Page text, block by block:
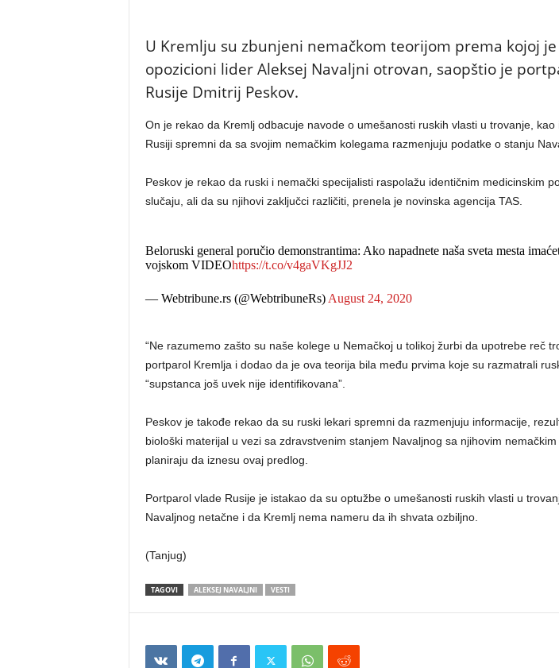
U Kremlju su zbunjeni nemačkom teorijom prema kojoj
opozicioni lider Aleksej Navaljni otrovan, saopštio je
Rusije Dmitrij Peskov.
On je rekao da Kremlj odbacuje navode o umešanosti ruskih vlasti u trovanje, kao
Rusiji spremni da sa svojim nemačkim kolegama razmenjuju podatke o stanju
Peskov je rekao da ruski i nemački specijalisti raspolažu identičnim medicinskim
slučaju, ali da su njihovi zaključci različiti, prenela je novinska agencija TAS.
Beloruski general poručio demonstrantima: Ako napadnete naša sveta mesta
vojskom VIDEOhttps://t.co/v4gaVKgJJ2
— Webtribune.rs (@WebtribuneRs) August 24, 2020
“Ne razumemo zašto su naše kolege u Nemačkoj u tolikoj žurbi da upotrebe reč
portparol Kremlja i dodao da je ova teorija bila među prvima koje su razmatrali
“supstanca još uvek nije identifikovana”.
Peskov je takođe rekao da su ruski lekari spremni da razmenjuju informacije,
biološki materijal u vezi sa zdravstvenim stanjem Navaljnog sa njihovim
planiraju da iznesu ovaj predlog.
Portparol vlade Rusije je istakao da su optužbe o umešanosti ruskih vlasti u
Navaljnog netačne i da Kremlj nema nameru da ih shvata ozbiljno.
(Tanjug)
TAGOVI ALEKSEJ NAVALJNI VESTI